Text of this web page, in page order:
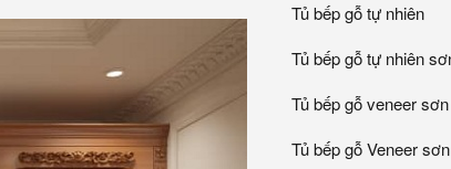
Tủ bếp gỗ tự nhiên
Tủ bếp gỗ tự nhiên
Tủ bếp gỗ veneer
Tủ bếp gỗ Veneer